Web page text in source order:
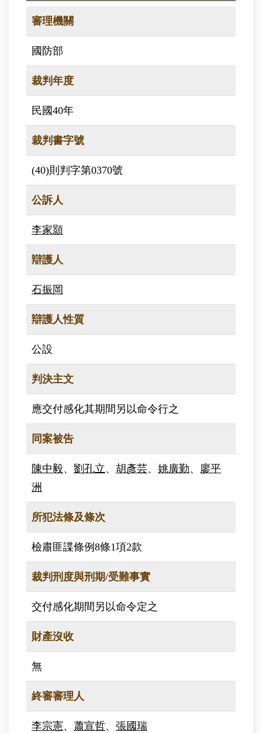
審理機關
國防部
裁判年度
民國40年
裁判書字號
(40)則判字第0370號
公訴人
李家顥
辯護人
石振岡
辯護人性質
公設
判決主文
應交付感化其期間另以命令行之
同案被告
陳中毅、 劉孔立、 胡彥芸、 姚廣勤、 廖平
洲
所犯法條及條次
檢肅匪諜條例8條1項2款
裁判刑度與刑期/受難事實
交付感化期間另以命令定之
財產沒收
無
終審審理人
李宗憲、 蕭宣哲、 張國瑞